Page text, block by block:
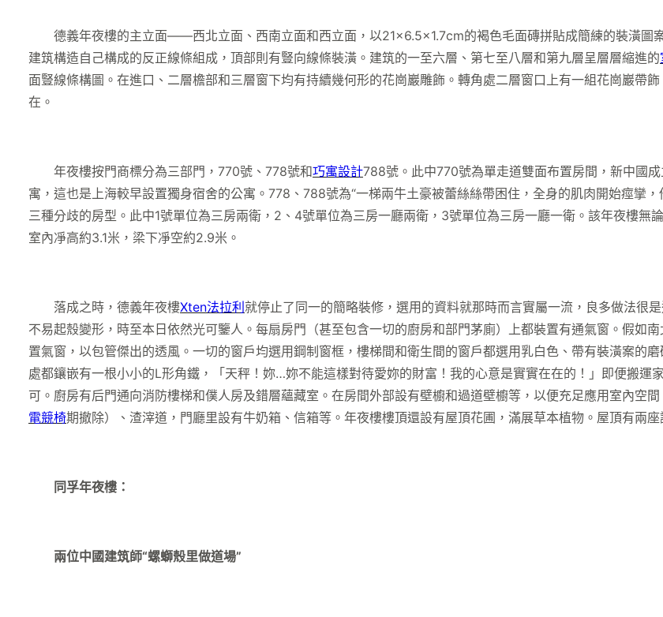
德義年夜樓的主立面——西北立面、西南立面和西立面，以21×6.5×1.7cm的褐色毛面磚拼貼成簡練的裝潢圖
建筑構造自己構成的反正線條組成，頂部則有豎向線條裝潢。建筑的一至六層、第七至八層和第九層呈層層縮進的
面豎線條構圖。在進口、二層檐部和三層窗下均有持續幾何形的花崗巖雕飾。轉角處二層窗口上有一組花崗巖帶
在。
年夜樓按門商標分為三部門，770號、778號和巧寓設計788號。此中770號為單走道雙面布置房間，新中國
寓，這也是上海較早設置獨身宿舍的公寓。778、788號為“一梯兩牛土豪被蕾絲絲帶困住，全身的肌肉開始痙攣
三種分歧的房型。此中1號單位為三房兩衛，2、4號單位為三房一廳兩衛，3號單位為三房一廳一衛。該年夜樓無
室內凈高約3.1米，梁下凈空約2.9米。
落成之時，德義年夜樓Xten法拉利 就停止了同一的簡略裝修，選用的資料就那時而言實屬一流，良多做法很
不易起殼變形，時至本日依然光可鑒人。每扇房門（甚至包含一切的廚房和部門茅廁）上都裝置有通氣窗。假如
置氣窗，以包管傑出的透風。一切的窗戶均選用鋼制窗框，樓梯間和衛生間的窗戶都選用乳白色、帶有裝潢案的
處都鑲嵌有一根小小的L形角鐵，「天秤！妳…妳不能這樣對待愛妳的財富！我的心意是實實在在的！」即便搬運
可。廚房有后門通向消防樓梯和僕人房及錯層蘊藏室。在房間外部設有壁櫥和過道壁櫥等，以便充足應用室內空
電競椅期撤除）、渣滓道，門廳里設有牛奶箱、信箱等。年夜樓樓頂還設有屋頂花圃，滿展草本植物。屋頂有兩
同孚年夜樓：
兩位中國建筑師“螺螄殼里做道場”